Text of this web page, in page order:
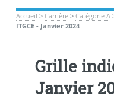
Accueil > Carrière> Catégorie A
ITGCE - Janvier 2024
Grille
Janvier